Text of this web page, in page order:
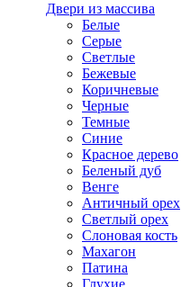
Двери из массива
Белые
Серые
Светлые
Бежевые
Коричневые
Черные
Темные
Синие
Красное дерево
Беленый дуб
Венге
Античный орех
Светлый орех
Слоновая кость
Махагон
Патина
Глухие